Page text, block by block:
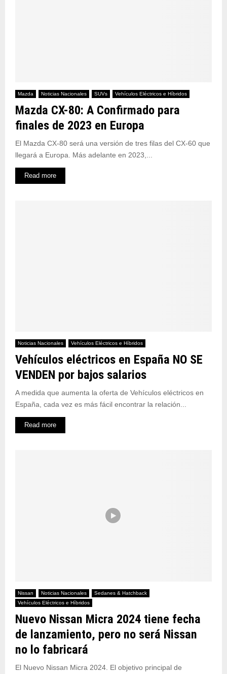
Mazda Noticias Nacionales SUVs Vehículos Eléctricos e Híbridos
Mazda CX-80: A Confirmado para
finales de 2023 en Europa
El Mazda CX-80 será una versión de tres filas del CX-60 que
llegará a Europa. Más adelante en 2023,...
Read more
Noticias Nacionales Vehículos Eléctricos e Híbridos
Vehículos eléctricos en España NO SE
VENDEN por bajos salarios
A medida que aumenta la oferta de Vehículos eléctricos en
España, cada vez es más fácil encontrar la relación...
Read more
Nissan Noticias Nacionales
Sedanes & Hatchback
Vehículos Eléctricos e Híbridos
Nuevo Nissan Micra 2024 tiene fecha
de lanzamiento, pero no será Nissan
no lo fabricará
El Nuevo Nissan Micra 2024. El objetivo principal de